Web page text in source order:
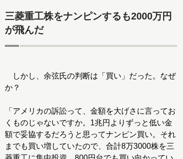
三菱重工株をナンピンするも2000万円
が飛んだ
しかし、余弦氏の判断は「買い」だった。なぜ
か？
「アメリカの訴訟って、金額を大げさに言ってお
くものじゃないですか。1兆円よりずっと低い金
額で妥協するだろうと思ってナンピン買い。それ
までも買い増していたので、合計8万3000株を三